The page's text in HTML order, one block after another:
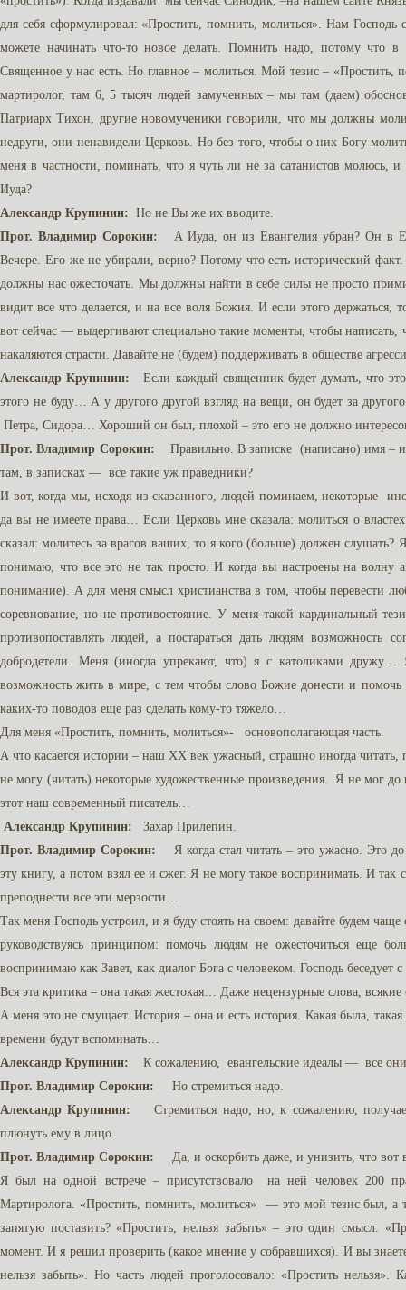
для себя сформулировал: «Простить, помнить, молиться». Нам
можете начинать что-то новое делать. Помнить надо, потому что в
Священное у нас есть. Но главное – молиться. Мой тезис –
мартиролог, там 6, 5 тысяч людей замученных – мы там (даем)
Патриарх Тихон, другие новомученики говорили, что мы должны
недруги, они ненавидели Церковь. Но без того, чтобы о них Богу
меня в частности, поминать, что я чуть ли не за сатанистов молюсь,
Иуда?
Александр Крупинин: Но не Вы же их вводите.
Прот. Владимир Сорокин: А Иуда, он из Евангелия убран? Он в
Вечере. Его же не убирали, верно? Потому что есть исторический
должны нас ожесточать. Мы должны найти в себе силы не просто
видит все что делается, и на все воля Божия. И если этого
вот сейчас — выдергивают специально такие моменты, чтобы
накаляются страсти. Давайте не (будем) поддерживать в обществе
Александр Крупинин: Если каждый священник будет думать, что
этого не буду… А у другого другой взгляд на вещи, он будет за
Петра, Сидора… Хороший он был, плохой – это его не должно
Прот. Владимир Сорокин: Правильно. В записке (написано) имя –
там, в записках — все такие уж праведники?
И вот, когда мы, исходя из сказанного, людей поминаем, некоторые
да вы не имеете права… Если Церковь мне сказала: молиться о
сказал: молитесь за врагов ваших, то я кого (больше) должен
понимаю, что все это не так просто. И когда вы настроены на волну
понимание). А для меня смысл христианства в том, чтобы перевести
соревнование, но не противостояние. У меня такой кардинальный
противопоставлять людей, а постараться дать людям возможность
добродетели. Меня (иногда упрекают, что) я с католиками
возможность жить в мире, с тем чтобы слово Божие донести и
каких-то поводов еще раз сделать кому-то тяжело…
Для меня «Простить, помнить, молиться»- основополагающая часть.
А что касается истории – наш ХХ век ужасный, страшно иногда
не могу (читать) некоторые художественные произведения. Я не мог
этот наш современный писатель…
Александр Крупинин: Захар Прилепин.
Прот. Владимир Сорокин: Я когда стал читать – это ужасно. Это
эту книгу, а потом взял ее и сжег. Я не могу такое воспринимать. И
преподнести все эти мерзости…
Так меня Господь устроил, и я буду стоять на своем: давайте будем
руководствуясь принципом: помочь людям не ожесточиться еще
воспринимаю как Завет, как диалог Бога с человеком. Господь беседует
Вся эта критика – она такая жестокая… Даже нецензурные слова,
А меня это не смущает. История – она и есть история. Какая была,
времени будут вспоминать…
Александр Крупинин: К сожалению, евангельские идеалы — все
Прот. Владимир Сорокин: Но стремиться надо.
Александр Крупинин: Стремиться надо, но, к сожалению,
плюнуть ему в лицо.
Прот. Владимир Сорокин: Да, и оскорбить даже, и унизить, что вот
Я был на одной встрече – присутствовало на ней человек 200
Мартиролога. «Простить, помнить, молиться» — это мой тезис был, а
запятую поставить? «Простить, нельзя забыть» – это один смысл.
момент. И я решил проверить (какое мнение у собравшихся). И вы
нельзя забыть». Но часть людей проголосовало: «Простить нельзя».